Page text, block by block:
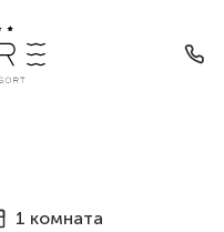
1 комната